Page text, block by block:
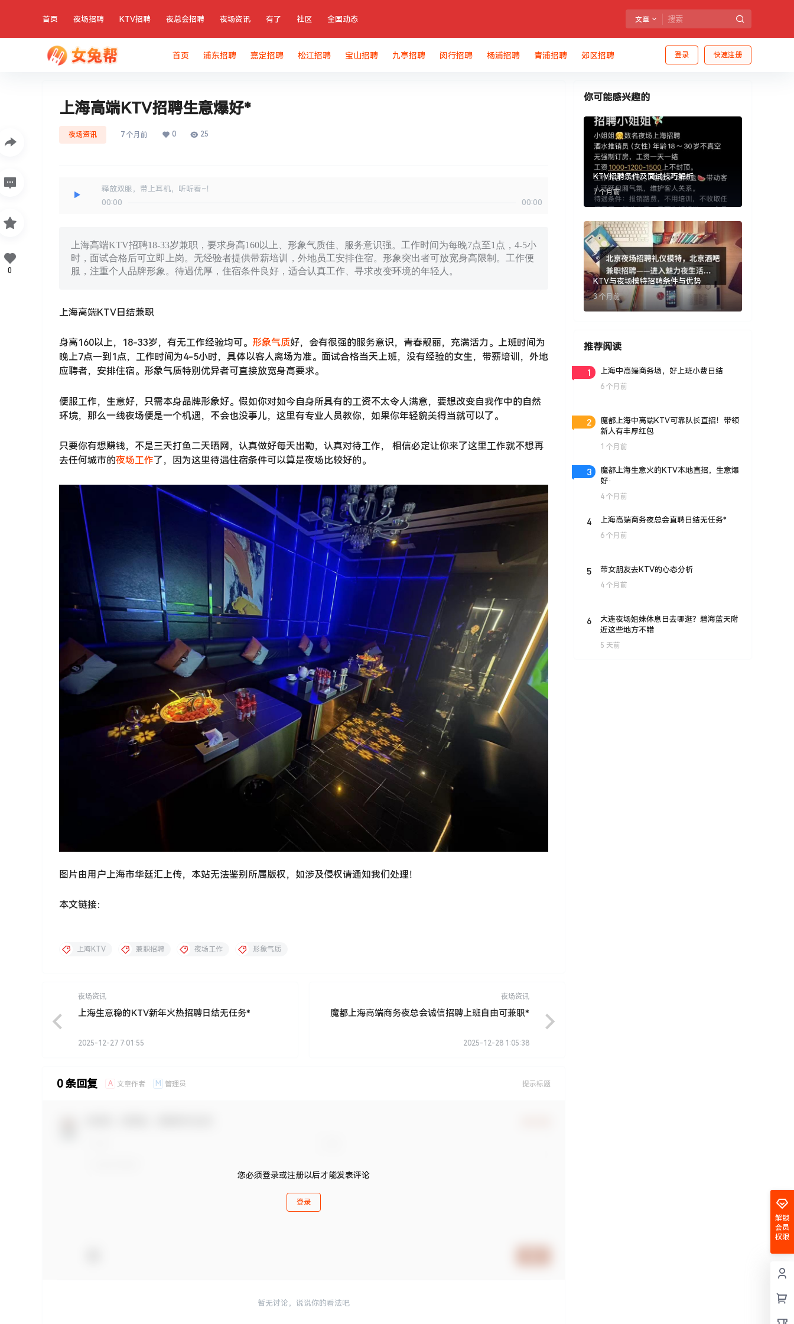
首页 夜场招聘 KTV招聘 夜总会招聘 夜场资讯 有了 社区 全国动态 文章
登录 快速注册
首页 浦东招聘 嘉定招聘 松江招聘 宝山招聘 九亭招聘 闵行招聘 杨浦招聘 青浦招聘 郊区招聘
上海高端KTV招聘生意爆好*
夜场资讯 7 个月前 0 25
释放双眼，带上耳机，听听看~！
00:00
00:00
上海高端KTV招聘18-33岁兼职，要求身高160以上、形象气质佳、服务意识强。工作时间为每晚7点至1点，4-5小
时，面试合格后可立即上岗。无经验者提供带薪培训，外地员工安排住宿。形象突出者可放宽身高限制。工作便
服，注重个人品牌形象。待遇优厚，住宿条件良好，适合认真工作、寻求改变环境的年轻人。
上海高端KTV日结兼职
身高160以上，18-33岁，有无工作经验均可。 形象气质好，会有很强的服务意识，青春靓丽，充满活力。上班时间为
晚上7点—到1点，工作时间为4-5小时，具体以客人离场为准。面试合格当天上班，没有经验的女生，带薪培训，外地
应聘者，安排住宿。形象气质特别优异者可直接放宽身高要求。
便服工作，生意好，只需本身品牌形象好。假如你对如今自身所具有的工资不太令人满意，要想改变自我作中的自然
环境，那么一线夜场便是一个机遇，不会也没事儿，这里有专业人员教你，如果你年轻貌美得当就可以了。
只要你有想赚钱，不是三天打鱼二天晒网，认真做好每天出勤，认真对待工作， 相信必定让你来了这里工作就不想再
去任何城市的夜场工作了，因为这里待遇住宿条件可以算是夜场比较好的。
图片由用户上海市华廷汇上传，本站无法鉴别所属版权，如涉及侵权请通知我们处理！
本文链接：
0
上海KTV 兼职招聘 夜场工作 形象气质
夜场资讯
上海生意稳的KTV新年火热招聘日结无任务*
2025-12-27 7:01:55
夜场资讯
魔都上海高端商务夜总会诚信招聘上班自由可兼职*
2025-12-28 1:05:38
0 条回复 A 文章作者 M 管理员 提示标题
您必须登录或注册以后才能发表评论
登录
暂无讨论，说说你的看法吧
你可能感兴趣的
KTV招聘条件及面试技巧解析
7 个月前
KTV与夜场模特招聘条件与优势
3 个月前
推荐阅读
1 上海中高端商务场，好上班小费日结
6 个月前
2
魔都上海中高端KTV可靠队长直招！带领
新人有丰厚红包
1 个月前
3
魔都上海生意火的KTV本地直招，生意爆
好·
4 个月前
4 上海高端商务夜总会直聘日结无任务*
6 个月前
5 带女朋友去KTV的心态分析
4 个月前
6
大连夜场姐妹休息日去哪逛？碧海蓝天附
近这些地方不错
5 天前
解锁
会员
权限